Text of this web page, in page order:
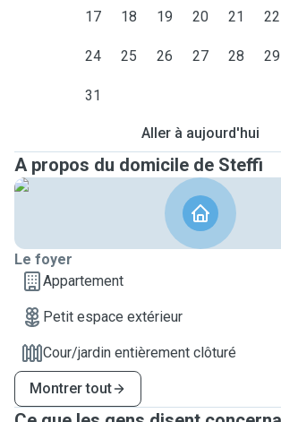
17 18 19 20 21 22
24 25 26 27 28 29
31
Aller à aujourd'hui
A propos du domicile de Steffi
Le foyer
Appartement
Petit espace extérieur
Cour/jardin entièrement clôturé
Montrer tout